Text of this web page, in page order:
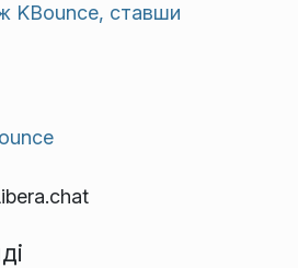
KBounce, ставши